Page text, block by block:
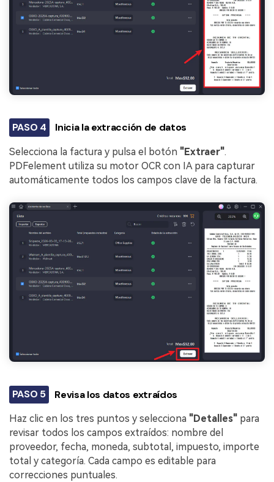
PASO 4 Inicia la extracción de datos
Selecciona la factura y pulsa el botón "Extraer".
PDFelement utiliza su motor OCR con IA para capturar
automáticamente todos los campos clave de la factura.
PASO 5 Revisa los datos extraídos
Haz clic en los tres puntos y selecciona "Detalles" para
revisar todos los campos extraídos: nombre del
proveedor, fecha, moneda, subtotal, impuesto, importe
total y categoría. Cada campo es editable para
correcciones puntuales.